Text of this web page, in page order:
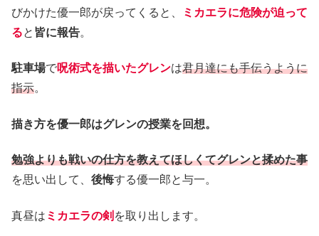
びかけた優一郎が戻ってくると、
ミカエラに危険が迫って
ると 皆に報告。
駐車場で呪術式を描いたグレンは君月達にも手伝うように
指示。
描き方を優一郎はグレンの授業を回想。
勉強よりも戦いの仕方を教えてほしくてグレンと揉めた事
を思い出して、 後悔する優一郎と与一。
真昼は ミカエラの剣 を取り出します。